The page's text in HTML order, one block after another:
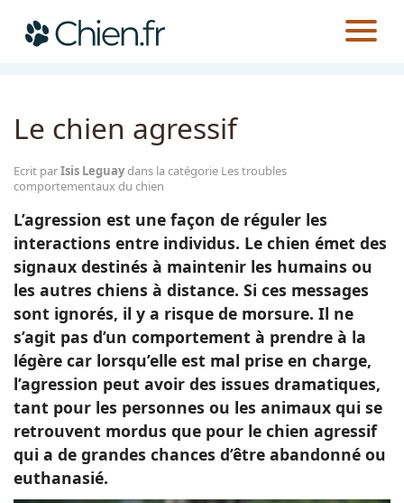
CHIEN.FR GUIDES
ÉDUCATION
Le chien agressif
Ecrit parIsis Leguaydans la catégorie Les troubles
comportementaux du chien
L’agression est une façon de réguler les
interactions entre individus. Le chien émet des
signaux destinés à maintenir les humains ou
les autres chiens à distance. Si ces messages
sont ignorés, il y a risque de morsure. Il ne
s’agit pas d’un comportement à prendre à la
légère car lorsqu’elle est mal prise en charge,
l’agression peut avoir des issues dramatiques,
tant pour les personnes ou les animaux qui se
retrouvent mordus que pour le chien agressif
qui a de grandes chances d’être abandonné ou
euthanasié.